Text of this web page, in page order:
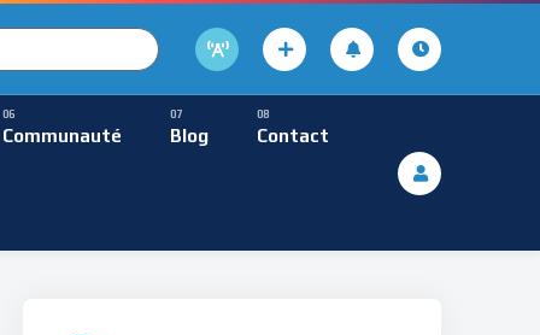
Communauté Blog Contact
Méditative